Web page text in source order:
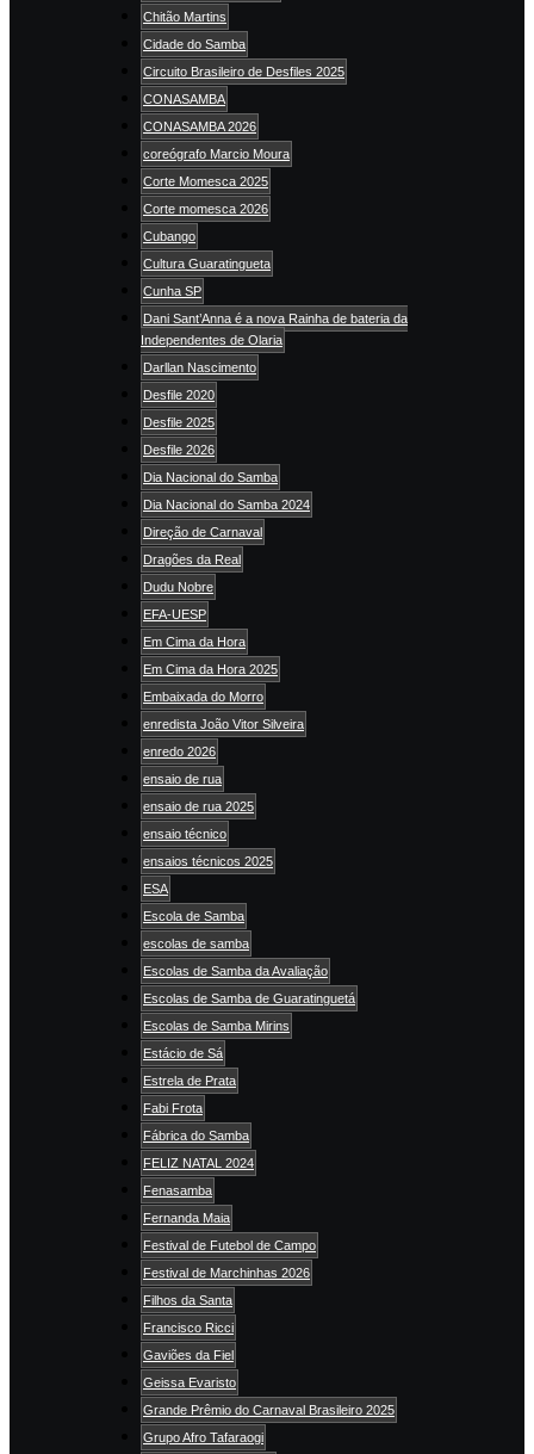
Chitão Martins
Cidade do Samba
Circuito Brasileiro de Desfiles 2025
CONASAMBA
CONASAMBA 2026
coreógrafo Marcio Moura
Corte Momesca 2025
Corte momesca 2026
Cubango
Cultura Guaratingueta
Cunha SP
Dani Sant’Anna é a nova Rainha de bateria da
Independentes de Olaria
Darllan Nascimento
Desfile 2020
Desfile 2025
Desfile 2026
Dia Nacional do Samba
Dia Nacional do Samba 2024
Direção de Carnaval
Dragões da Real
Dudu Nobre
EFA-UESP
Em Cima da Hora
Em Cima da Hora 2025
Embaixada do Morro
enredista João Vitor Silveira
enredo 2026
ensaio de rua
ensaio de rua 2025
ensaio técnico
ensaios técnicos 2025
ESA
Escola de Samba
escolas de samba
Escolas de Samba da Avaliação
Escolas de Samba de Guaratinguetá
Escolas de Samba Mirins
Estácio de Sá
Estrela de Prata
Fabi Frota
Fábrica do Samba
FELIZ NATAL 2024
Fenasamba
Fernanda Maia
Festival de Futebol de Campo
Festival de Marchinhas 2026
Filhos da Santa
Francisco Ricci
Gaviões da Fiel
Geissa Evaristo
Grande Prêmio do Carnaval Brasileiro 2025
Grupo Afro Tafaraogi